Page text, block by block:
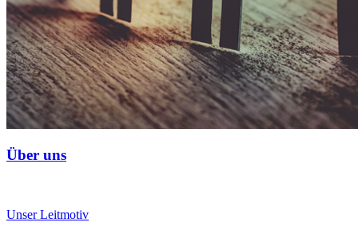
Über uns
Unser Leitmotiv